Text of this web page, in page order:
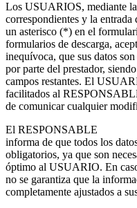
Los USUARIOS, mediante
correspondientes y la entrada
un asterisco (*) en el
formularios de descarga,
inequívoca, que sus datos
por parte del prestador,
campos restantes. El
facilitados al
de comunicar cualquier
El RESPONSABLE
informa de que todos los
obligatorios, ya que son
óptimo al USUARIO. En
no se garantiza que la
completamente ajustados a